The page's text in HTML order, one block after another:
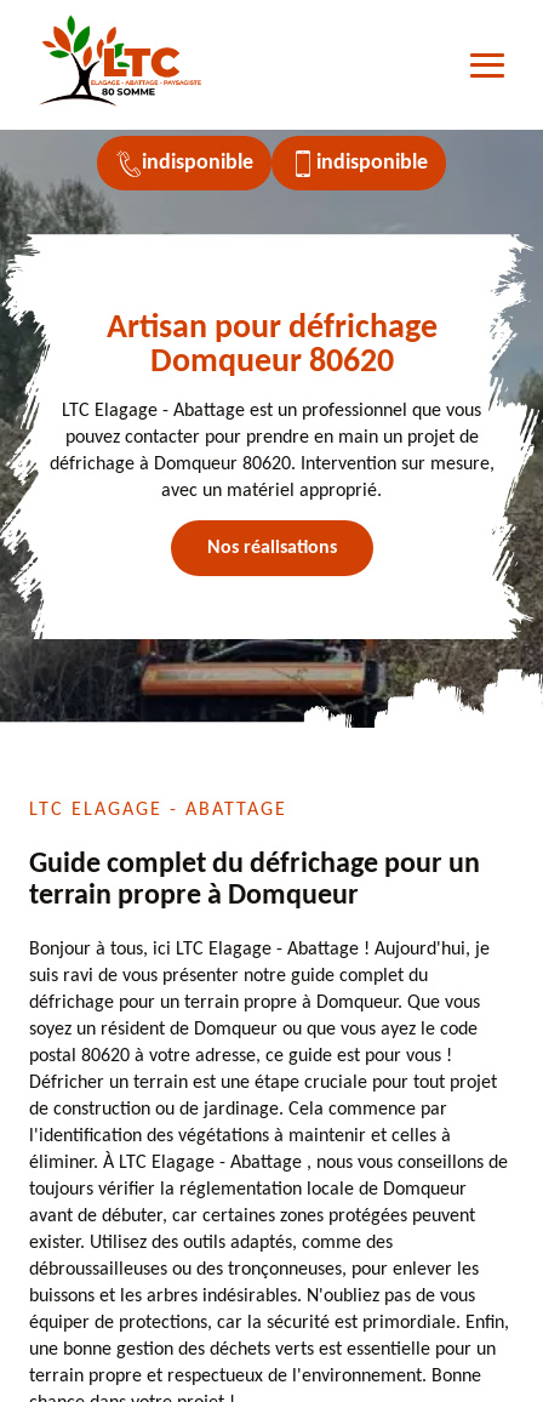
indisponible indisponible
Artisan pour défrichage
Domqueur 80620
LTC Elagage - Abattage est un professionnel que vous
pouvez contacter pour prendre en main un projet de
défrichage à Domqueur 80620. Intervention sur mesure,
avec un matériel approprié.
Nos réalisations
LTC ELAGAGE - ABATTAGE
Guide complet du défrichage pour un
terrain propre à Domqueur
Bonjour à tous, ici LTC Elagage - Abattage ! Aujourd'hui, je
suis ravi de vous présenter notre guide complet du
défrichage pour un terrain propre à Domqueur. Que vous
soyez un résident de Domqueur ou que vous ayez le code
postal 80620 à votre adresse, ce guide est pour vous !
Défricher un terrain est une étape cruciale pour tout projet
de construction ou de jardinage. Cela commence par
l'identification des végétations à maintenir et celles à
éliminer. À LTC Elagage - Abattage , nous vous conseillons de
toujours vérifier la réglementation locale de Domqueur
avant de débuter, car certaines zones protégées peuvent
exister. Utilisez des outils adaptés, comme des
débroussailleuses ou des tronçonneuses, pour enlever les
buissons et les arbres indésirables. N'oubliez pas de vous
équiper de protections, car la sécurité est primordiale. Enfin,
une bonne gestion des déchets verts est essentielle pour un
terrain propre et respectueux de l'environnement. Bonne